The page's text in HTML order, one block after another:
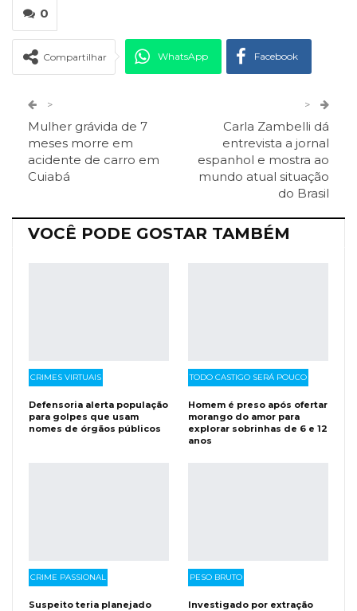
0
Compartilhar WhatsApp Facebook
ReddIt
Facebook Messenger Viber O email
>
Mulher grávida de 7
meses morre em
acidente de carro em
Cuiabá
>
Carla Zambelli dá
entrevista a jornal
espanhol e mostra ao
mundo atual situação
do Brasil
VOCÊ PODE GOSTAR TAMBÉM
CRIMES VIRTUAIS
Defensoria alerta população
para golpes que usam
nomes de órgãos públicos
TODO CASTIGO SERÁ POUCO
Homem é preso após ofertar
morango do amor para
explorar sobrinhas de 6 e 12
anos
CRIME PASSIONAL
Suspeito teria planejado
PESO BRUTO
Investigado por extração